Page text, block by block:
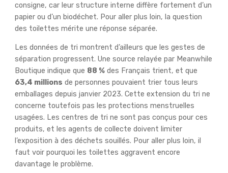
consigne, car leur structure interne diffère fortement d’un
papier ou d’un biodéchet. Pour aller plus loin, la question
des toilettes mérite une réponse séparée.
Les données de tri montrent d’ailleurs que les gestes de
séparation progressent. Une source relayée par Meanwhile
Boutique indique que 88 %des Français trient, et que
63,4 millions de personnes pouvaient trier tous leurs
emballages depuis janvier 2023. Cette extension du tri ne
concerne toutefois pas les protections menstruelles
usagées. Les centres de tri ne sont pas conçus pour ces
produits, et les agents de collecte doivent limiter
l’exposition à des déchets souillés. Pour aller plus loin, il
faut voir pourquoi les toilettes aggravent encore
davantage le problème.